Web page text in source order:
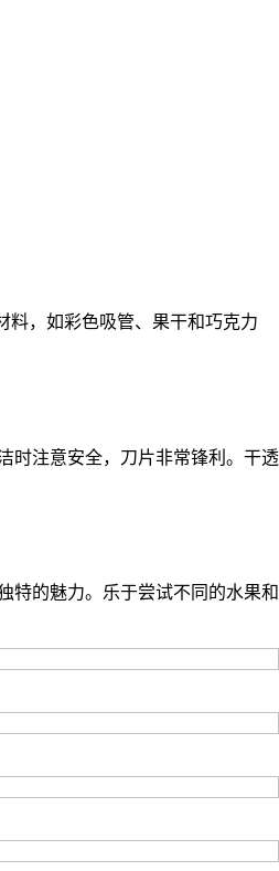
料，如彩色吸管、果干和巧克力
时注意安全，刀片非常锋利。干透
特的魅力。乐于尝试不同的水果和